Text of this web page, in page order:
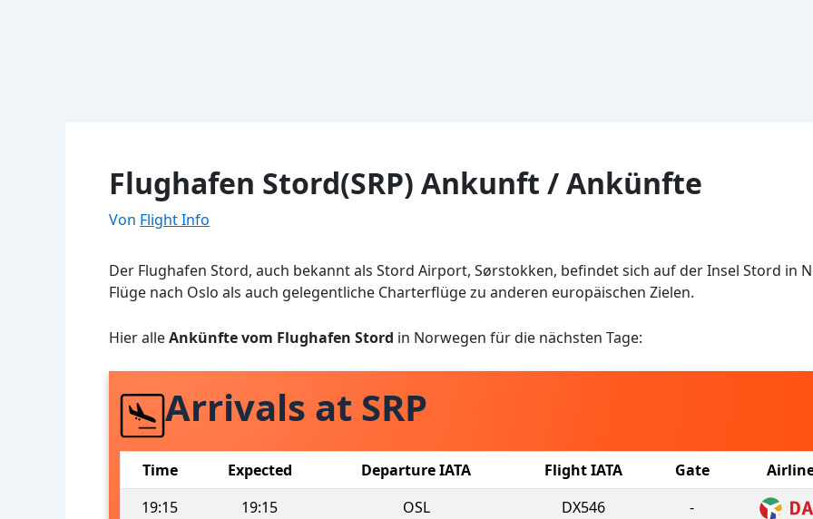
Flughafen Stord(SRP) Ankunft / Ankünfte
Von Flight Info
Der Flughafen Stord, auch bekannt als Stord Airport, Sørstokken, befindet sich auf der Insel Stord in
Flüge nach Oslo als auch gelegentliche Charterflüge zu anderen europäischen Zielen.
Hier alleAnkünfte vom Flughafen Stord in Norwegen für die nächsten Tage:
Arrivals at SRP
Time Expected Departure IATA Flight IATA Gate
19:15
19:15 OSL DX546 -